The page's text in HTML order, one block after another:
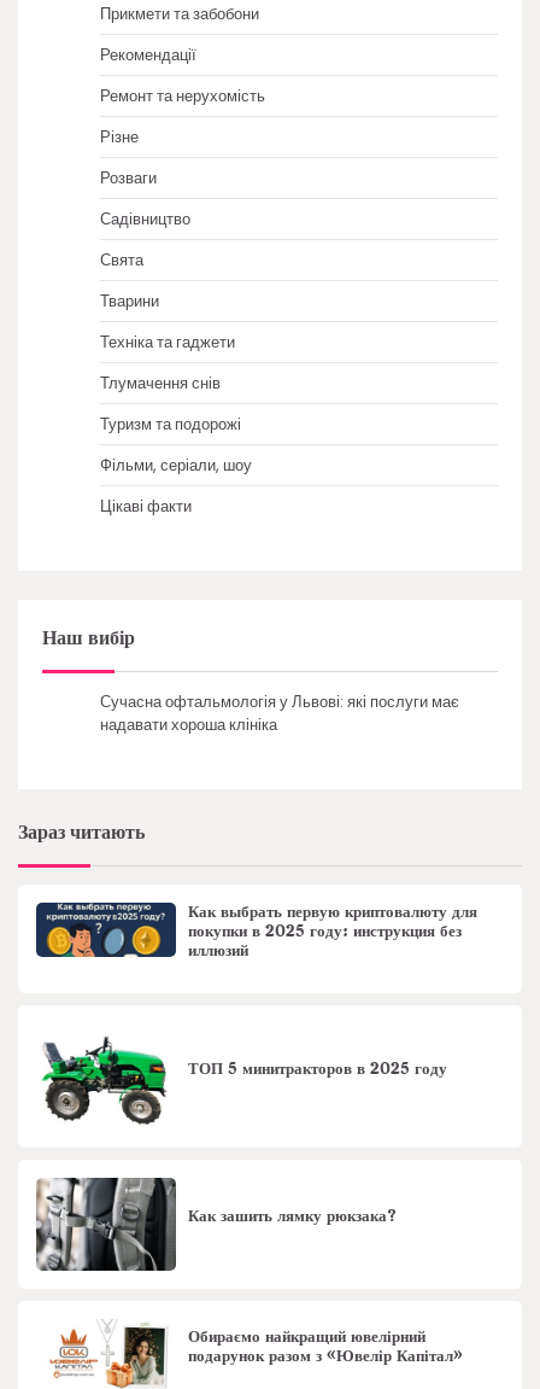
Прикмети та забобони
Рекомендації
Ремонт та нерухомість
Різне
Розваги
Садівництво
Свята
Тварини
Техніка та гаджети
Тлумачення снів
Туризм та подорожі
Фільми, серіали, шоу
Цікаві факти
Наш вибір
Сучасна офтальмологія у Львові: які послуги має
надавати хороша клініка
Зараз читають
Как выбрать первую криптовалюту для
покупки в 2025 году: инструкция без
иллюзий
ТОП 5 минитракторов в 2025 году
Как зашить лямку рюкзака?
Обираємо найкращий ювелірний
подарунок разом з «Ювелір Капітал»